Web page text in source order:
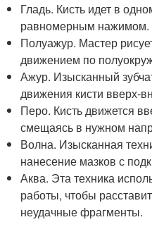
Гладь. Кисть идет в
равномерным нажимом.
Полуажур. Мастер
движением по
Ажур. Изысканный
движения кисти вверх-
Перо. Кисть движется
смещаясь в нужном
Волна. Изысканная
нанесение мазков с
Аква. Эта техника
работы, чтобы
неудачные фрагменты.